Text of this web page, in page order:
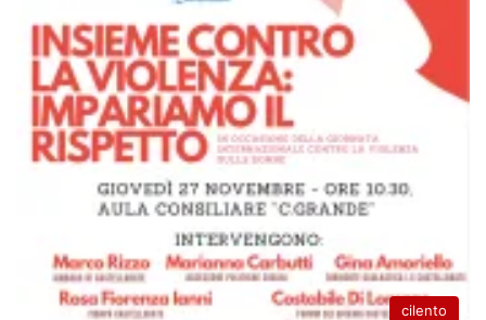
cilento